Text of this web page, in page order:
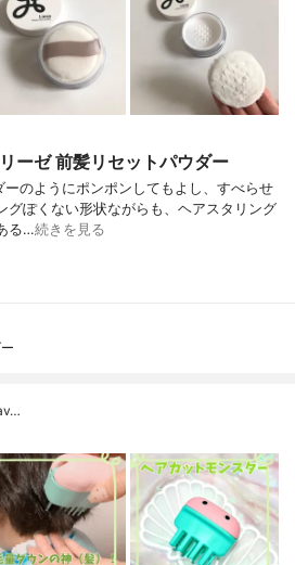
ーゼ 前髪リセットパウダー
のようにポンポンしてもよし、すべらせ
グぽくない形状ながらも、ヘアスタリング
る…続きを見る